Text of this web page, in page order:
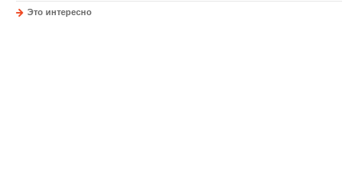
Это интересно